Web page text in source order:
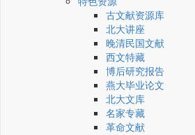
古文献资源库
北大讲座
晚清民国文献
西文特藏
博后研究报告
燕大毕业论文
北大文库
名家专藏
革命文献